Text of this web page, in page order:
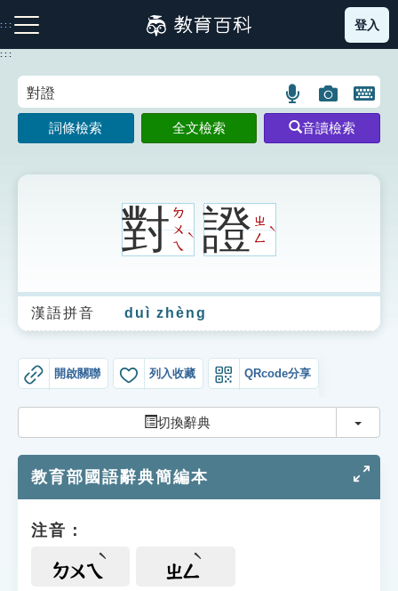
到
主
:::
注音索引圖示 筆畫索引圖示 部首索引表圖示
生字詞彙表
成語故事
索引選單
單字索引
遊戲專區
登入
:::
語
言
搜
圖
片
搜
開
鍵
圖
詞條檢索 全文檢索 音讀檢索
對ㄉ
ㄨ
ㄟ
ˋ 證ㄓ
ㄥ
ˋ
漢語拼音 duì zhèng
開啟關聯 列入收藏 QRcode分享
切換辭典 切換
教育部國語辭典簡編本
注音：
ㄉㄨㄟ ㄓㄥ